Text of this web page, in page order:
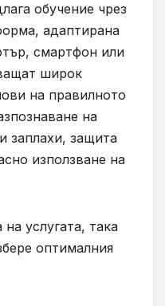
обучение чрез
адаптирана
смартфон или
широк
на правилното
на
заплахи, защита
използване на
услугата, така
оптималния